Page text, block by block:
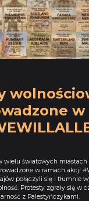
w
wielu światowych miastach
w ramach akcji
połączyli się i tłumnie
Protesty zgrały się w
z Palestyńczykami.